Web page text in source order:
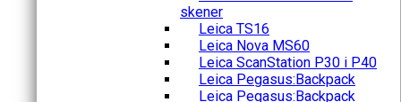
skener
Leica TS16
Leica Nova MS60
Leica ScanStation P30 i P40
Leica Pegasus:Backpack
Leica Pegasus:Backpack